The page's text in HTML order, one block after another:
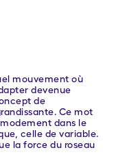
mouvement où
devenue
de
Ce mot
dans le
celle de variable.
la force du roseau